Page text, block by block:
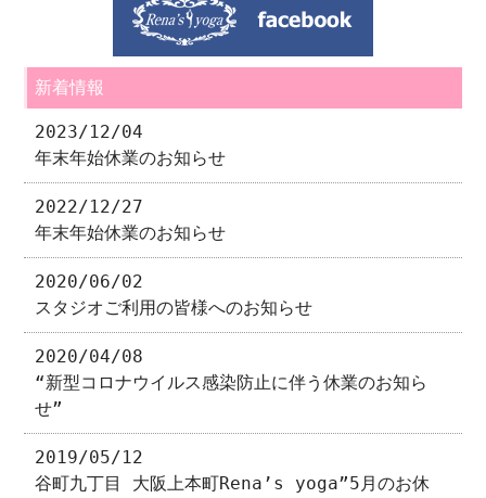
新着情報
2023/12/04
年末年始休業のお知らせ
2022/12/27
年末年始休業のお知らせ
2020/06/02
スタジオご利用の皆様へのお知らせ
2020/04/08
“新型コロナウイルス感染防止に伴う休業のお知ら
せ”
2019/05/12
谷町九丁目 大阪上本町Rena’s yoga”5月のお休